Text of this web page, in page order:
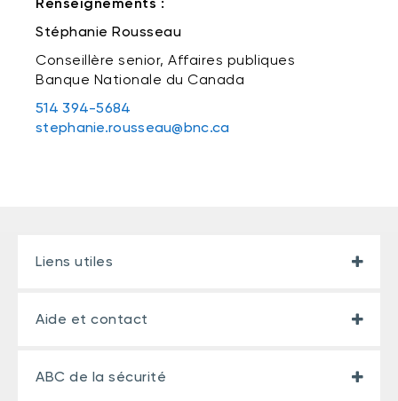
Stéphanie Rousseau
Conseillère senior, Affaires publiques
Banque Nationale du Canada
514 394-5684
stephanie.rousseau@bnc.ca
Liens utiles
Aide et contact
ABC de la sécurité